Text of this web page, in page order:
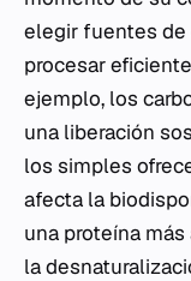
elegir fuentes de
procesar
ejemplo, los
una liberación
los simples
afecta la
una proteína
la